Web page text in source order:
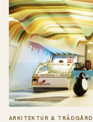
ARKITEKTUR & TRÄDGÅRD